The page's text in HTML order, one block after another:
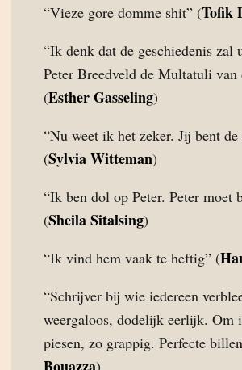
“Vieze gore domme shit” (Tofik
“Ik denk dat de geschiedenis zal
Peter Breedveld de Multatuli van
(Esther Gasseling)
“Nu weet ik het zeker. Jij bent
(Sylvia Witteman)
“Ik ben dol op Peter. Peter moet
(Sheila Sitalsing)
“Ik vind hem vaak te heftig” (
“Schrijver bij wie iedereen
weergaloos, dodelijk eerlijk. Om
piesen, zo grappig. Perfecte
Bouazza)